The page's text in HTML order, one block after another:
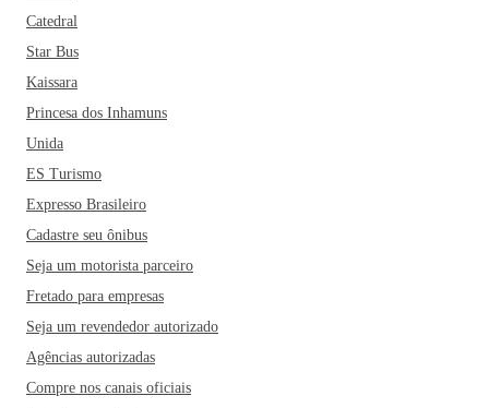
Catedral
Star Bus
Kaissara
Princesa dos Inhamuns
Unida
ES Turismo
Expresso Brasileiro
Cadastre seu ônibus
Seja um motorista parceiro
Fretado para empresas
Seja um revendedor autorizado
Agências autorizadas
Compre nos canais oficiais